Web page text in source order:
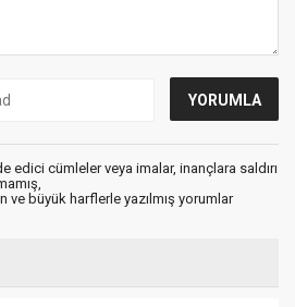
edici cümleler veya imalar, inançlara saldırı
ve büyük harflerle yazılmış yorumlar